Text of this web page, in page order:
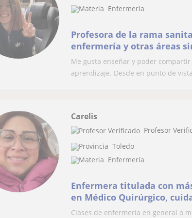
Enfermería
Profesora de la rama
enfermería y otras áreas
Me gusta enseñar y poder
aprendizaje. Desde en punto de
Carelis
Profesor
Toledo
Enfermería
Enfermera titulada con
en Médico Quirúrgico,
diferentes cirugías
Clases de enfermería en general o